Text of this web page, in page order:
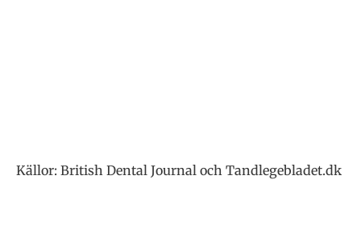
Källor: British Dental Journal och Tandlegebladet.dk